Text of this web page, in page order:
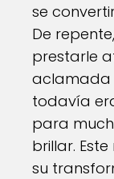
se
De
prestarle
aclamada
todavía
para
brillar.
su